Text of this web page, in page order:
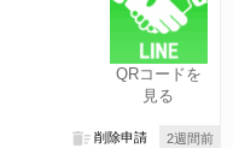
QRコードを
見る
2週間前
削除申請